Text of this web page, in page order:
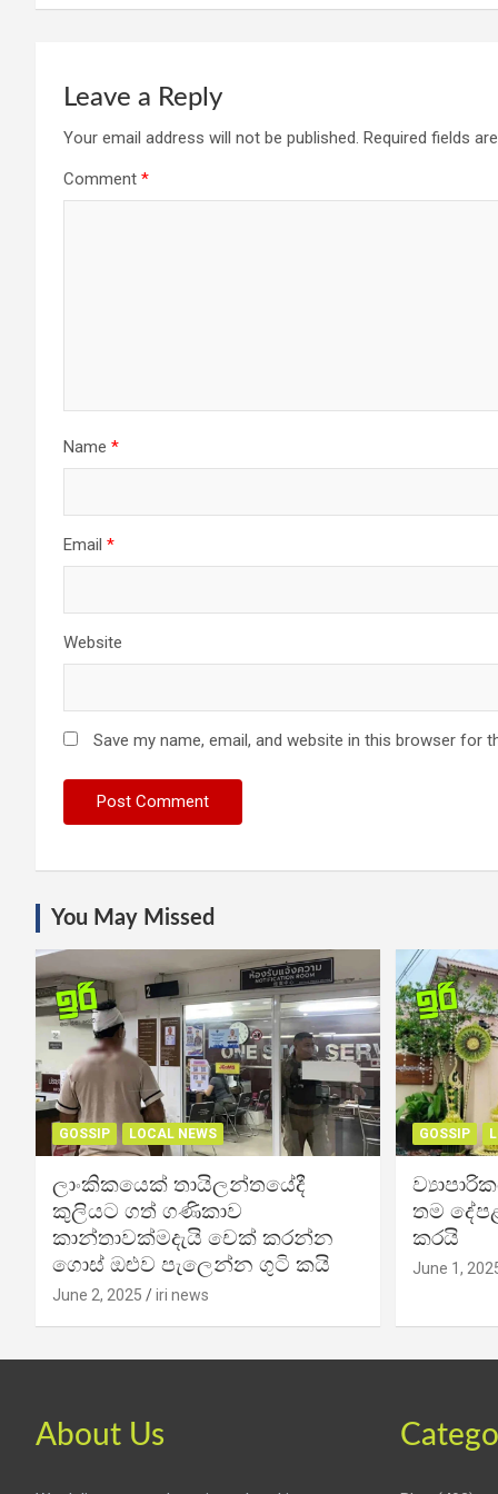
Leave a Reply
Your email address will not be published. Required fields
Comment *
Name *
Email *
Website
Save my name, email, and website in this browser for
You May Missed
GOSSIP LOCAL NEWS
ලාංකිකයෙක් තායිලන්තයේදී
කුලියට ගත් ගණිකාව
කාන්තාවක්මදැයි චෙක් කරන්න
ගොස් ඔළුව පැලෙන්න ගුටි කයි
June 2, 2025 iri news
GOSSIP
තම
කරයි
June 1,
About Us